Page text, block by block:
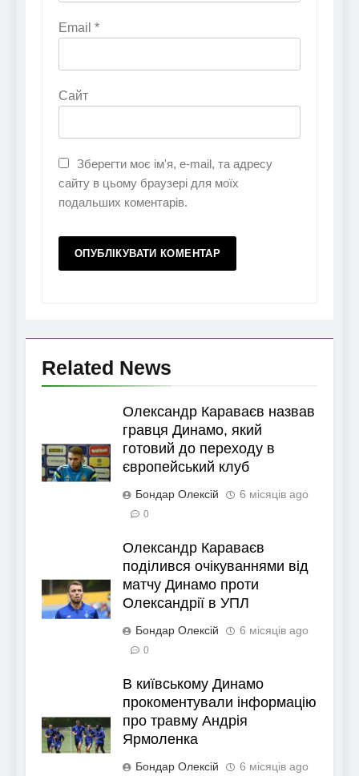
Email *
Сайт
Зберегти моє ім'я, e-mail, та адресу
сайту в цьому браузері для моїх
подальших коментарів.
Related News
Олександр Караваєв назвав
гравця Динамо, який
готовий до переходу в
європейський клуб
Бондар Олексій 6 місяців ago
0
Олександр Караваєв
поділився очікуваннями від
матчу Динамо проти
Олександрії в УПЛ
Бондар Олексій 6 місяців ago
0
В київському Динамо
прокоментували інформацію
про травму Андрія
Ярмоленка
Бондар Олексій 6 місяців ago